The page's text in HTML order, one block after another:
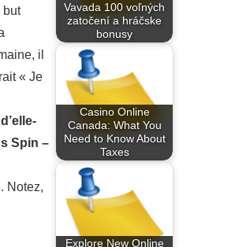
but
il
« Je
Spin –
Notez,
Vavada 100 voľných
zatočení a hráčske
bonusy
Casino Online
Canada: What You
Need to Know About
Taxes
Explore New Online